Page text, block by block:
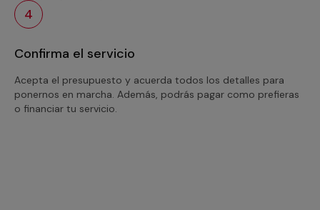
4
Confirma el servicio
Acepta el presupuesto y acuerda todos los detalles para
ponernos en marcha. Además, podrás pagar como prefieras
o financiar tu servicio.